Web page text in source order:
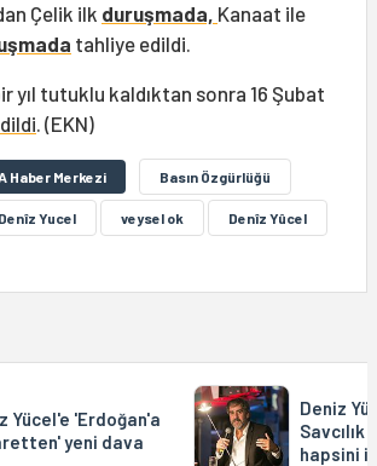
Çelik ilk duruşmada, Kanaat ile
tahliye edildi.
yıl tutuklu kaldıktan sonra 16 Şubat
. (EKN)
Haber Merkezi Basın Özgürlüğü
Denîz Yucel veysel ok Denîz Yûcel
Yücel'e 'Erdoğan'a
yeni dava
Deniz
Savcılık
hapsini